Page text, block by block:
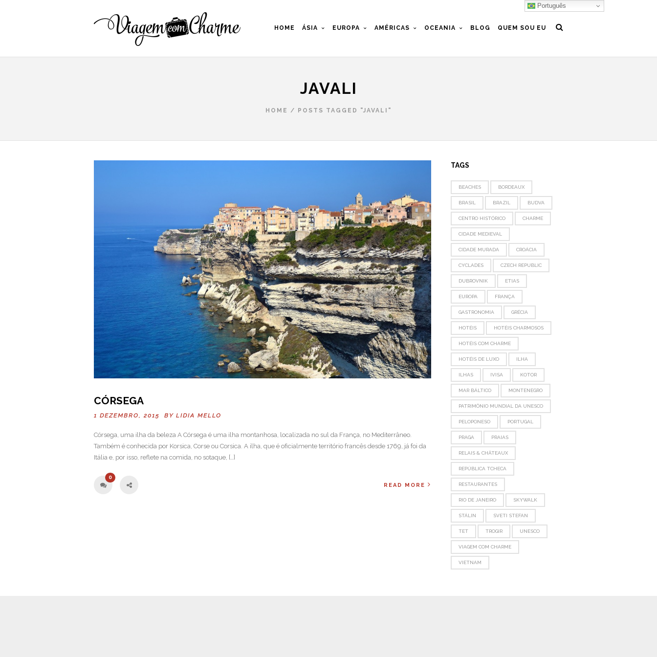
HOME ÁSIA EUROPA AMÉRICAS OCEANIA BLOG QUEM SOU EU
JAVALI
HOME / POSTS TAGGED "JAVALI"
CÓRSEGA
1 DEZEMBRO, 2015 BY LIDIA MELLO
Córsega, uma ilha da beleza A Córsega é uma ilha montanhosa, localizada no sul da França, no Mediterrâneo.
Também é conhecida por Korsica, Corse ou Corsica. A ilha, que é oficialmente território francês desde 1769, já foi da
Itália e, por isso, reflete na comida, no sotaque, […]
0
READ MORE
TAGS
BEACHES BORDEAUX
BRASIL BRAZIL BUDVA
CENTRO HISTÓRICO CHARME
CIDADE MEDIEVAL
CIDADE MURADA CROÁCIA
CYCLADES CZECH REPUBLIC
DUBROVNIK ETIAS
EUROPA FRANÇA
GASTRONOMIA GRÉCIA
HOTÉIS HOTÉIS CHARMOSOS
HOTÉIS COM CHARME
HOTÉIS DE LUXO ILHA
ILHAS IVISA KOTOR
MAR BÁLTICO MONTENEGRO
PATRIMÔNIO MUNDIAL DA UNESCO
PELOPONESO PORTUGAL
PRAGA PRAIAS
RELAIS & CHÂTEAUX
REPÚBLICA TCHECA
RESTAURANTES
RIO DE JANEIRO SKYWALK
STÁLIN SVETI STEFAN
TET TROGIR UNESCO
VIAGEM COM CHARME
VIETNAM
Português